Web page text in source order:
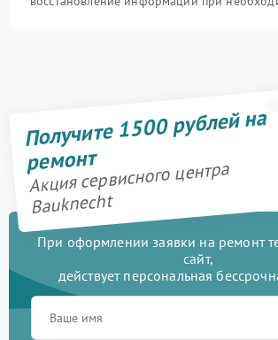
Получите 1500 рублей на
ремонт
Акция сервисного центра
Bauknecht
При оформлении заявки на ремонт
сайт,
действует персональная